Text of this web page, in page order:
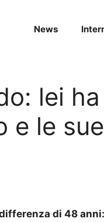
News
lei
e le
di 48